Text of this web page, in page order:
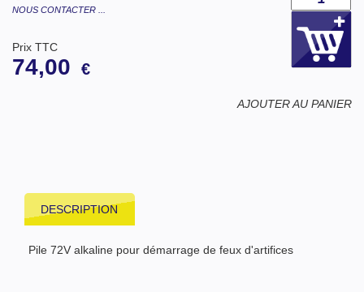
NOUS CONTACTER ...
Prix TTC
74,00 €
AJOUTER AU PANIER
DESCRIPTION
Pile 72V alkaline pour démarrage de feux d'artifices